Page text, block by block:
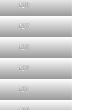
129
127
125
123
121